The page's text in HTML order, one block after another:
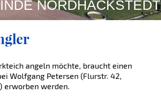
NORDHACKSTEDT
angeln möchte, braucht einen
Wolfgang Petersen (Flurstr. 42,
erworben werden.